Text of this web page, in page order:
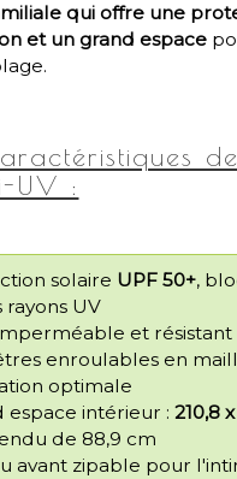
qui offre une
et un grand espace
UV :
solaire UPF 50+,
rayons UV
et résistant
enroulables en
optimale
espace intérieur :210,8
de 88,9 cm
avant zipable pour